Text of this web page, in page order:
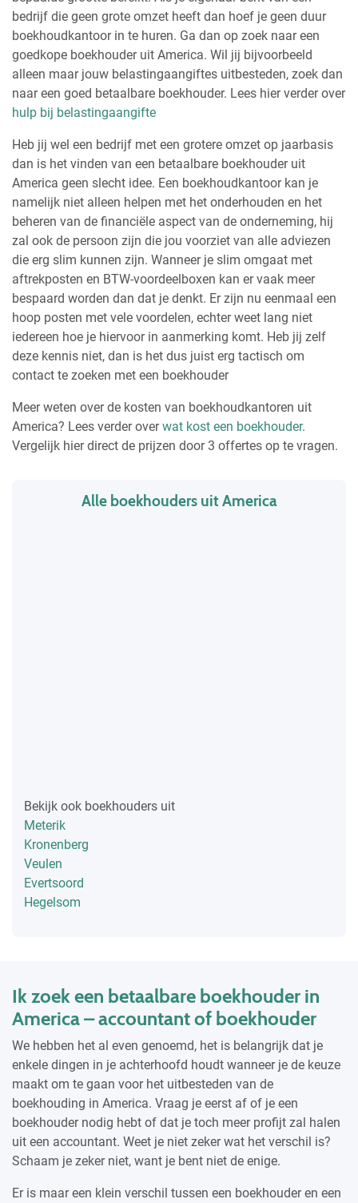
bedrijf die geen grote omzet heeft dan hoef je geen duur
boekhoudkantoor in te huren. Ga dan op zoek naar een
goedkope boekhouder uit America. Wil jij bijvoorbeeld
alleen maar jouw belastingaangiftes uitbesteden, zoek dan
naar een goed betaalbare boekhouder. Lees hier verder over
hulp bij belastingaangifte
Heb jij wel een bedrijf met een grotere omzet op jaarbasis
dan is het vinden van een betaalbare boekhouder uit
America geen slecht idee. Een boekhoudkantoor kan je
namelijk niet alleen helpen met het onderhouden en het
beheren van de financiële aspect van de onderneming, hij
zal ook de persoon zijn die jou voorziet van alle adviezen
die erg slim kunnen zijn. Wanneer je slim omgaat met
aftrekposten en BTW-voordeelboxen kan er vaak meer
bespaard worden dan dat je denkt. Er zijn nu eenmaal een
hoop posten met vele voordelen, echter weet lang niet
iedereen hoe je hiervoor in aanmerking komt. Heb jij zelf
deze kennis niet, dan is het dus juist erg tactisch om
contact te zoeken met een boekhouder
Meer weten over de kosten van boekhoudkantoren uit
America? Lees verder overwat kost een boekhouder.
Vergelijk hier direct de prijzen door 3 offertes op te vragen.
Alle boekhouders uit America
Bekijk ook boekhouders uit
Meterik
Kronenberg
Veulen
Evertsoord
Hegelsom
Ik zoek een betaalbare boekhouder in
America – accountant of boekhouder
We hebben het al even genoemd, het is belangrijk dat je
enkele dingen in je achterhoofd houdt wanneer je de keuze
maakt om te gaan voor het uitbesteden van de
boekhouding in America. Vraag je eerst af of je een
boekhouder nodig hebt of dat je toch meer profijt zal halen
uit een accountant. Weet je niet zeker wat het verschil is?
Schaam je zeker niet, want je bent niet de enige.
Er is maar een klein verschil tussen een boekhouder en een